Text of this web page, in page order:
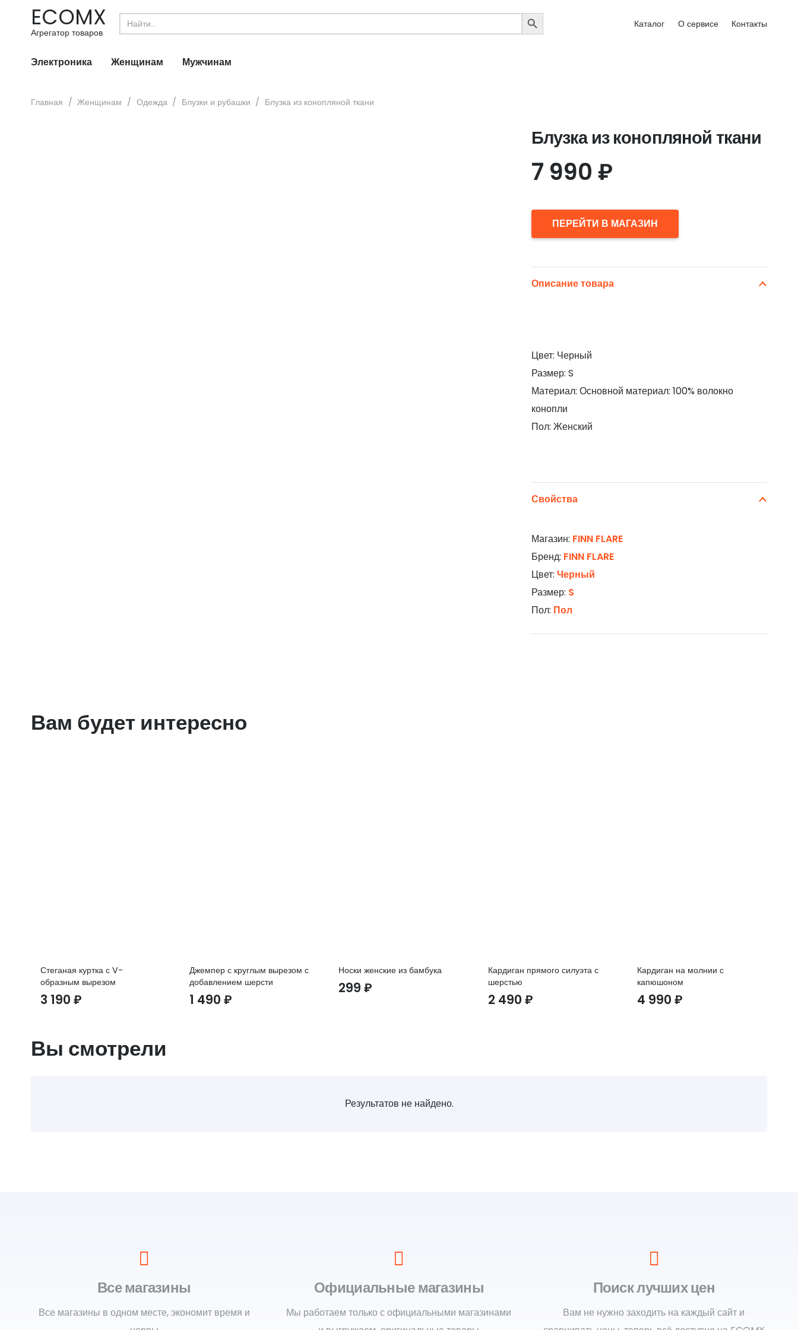
ECOMX
Агрегатор товаров
Search
for:
SEARCH
BUTTON
Каталог О сервисе Контакты
Электроника Женщинам Мужчинам
Главная / Женщинам / Одежда / Блузки и рубашки / Блузка из конопляной ткани
Блузка из конопляной ткани
7 990 ₽
ПЕРЕЙТИ В МАГАЗИН
Описание товара
Цвет: Черный
Размер: S
Материал: Основной материал: 100% волокно
конопли
Пол: Женский
Свойства
Магазин: FINN FLARE
Бренд: FINN FLARE
Цвет: Черный
Размер: S
Пол: Пол
Вам будет интересно
Стеганая куртка с V-
образным вырезом
3 190 ₽
Джемпер с круглым вырезом с
добавлением шерсти
1 490₽
Носки женские из бамбука
299₽
Кардиган прямого силуэта с
шерстью
2 490 ₽
Кардиган на молнии с
капюшоном
4 990 ₽
Вы смотрели
Результатов не найдено.
Все магазины
Все магазины в одном месте, экономит время и
Официальные магазины
Мы работаем только с официальными магазинами
Поиск лучших цен
Вам не нужно заходить на каждый сайт и